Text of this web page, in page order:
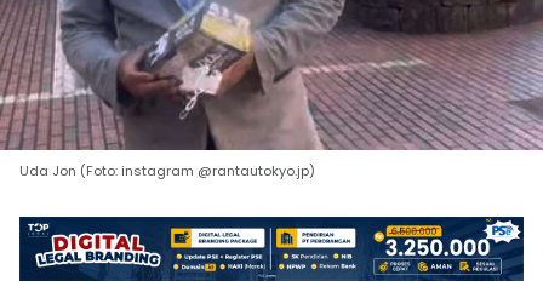
Uda Jon (Foto: instagram @rantautokyo.jp)